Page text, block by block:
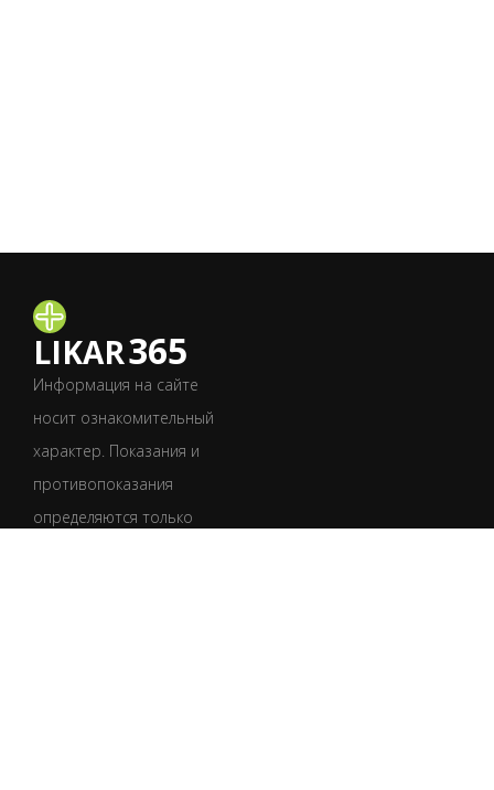
LIKAR365
Информация на сайте
носит ознакомительный
характер. Показания и
противопоказания
определяются только